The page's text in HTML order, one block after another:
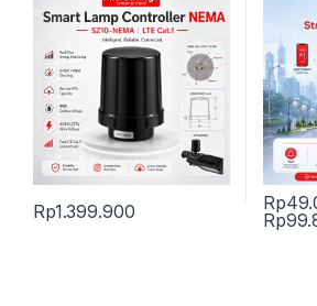
Rp1.399.900 Rp
Rp
This